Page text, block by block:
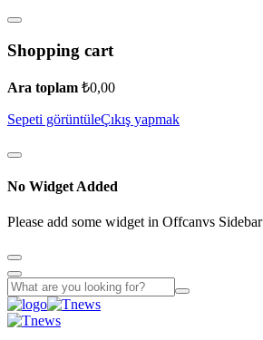
Shopping cart
Ara toplam ₺0,00
Sepeti görüntüleÇıkış yapmak
No Widget Added
Please add some widget in Offcanvs Sidebar